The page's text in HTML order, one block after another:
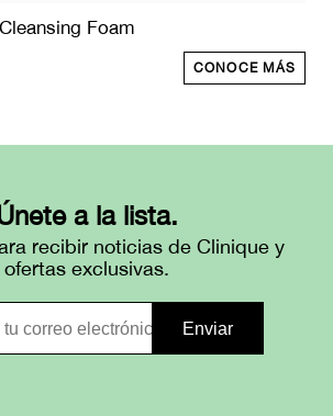
Foam
CONOCE MÁS
a la lista.
recibir noticias de Clinique y
ofertas exclusivas.